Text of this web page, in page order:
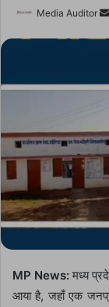
Media Auditor
MP News: मध्य
आया है, जहाँ एक